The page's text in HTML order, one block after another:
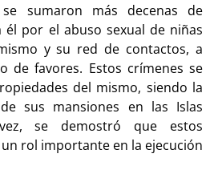
sumaron más decenas de
él por el abuso sexual de niñas
y su red de contactos, a
de favores. Estos crímenes se
del mismo, siendo la
sus mansiones en las Islas
se demostró que estos
rol importante en la ejecución